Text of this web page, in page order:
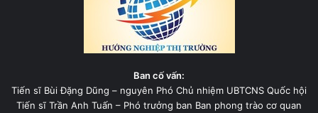
Ban cố vấn:
Tiến sĩ Bùi Đặng Dũng – nguyên Phó Chủ nhiệm UBTCNS Quốc hội
Tiến sĩ Trần Anh Tuấn – Phó trưởng ban Ban phong trào cơ quan